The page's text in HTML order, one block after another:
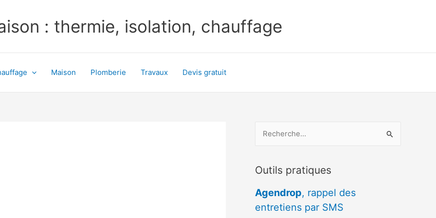
: thermie, isolation, chauffage
Maison Plomberie Travaux Devis gratuit
h
e
Outils pratiques
Agendrop, rappel des
entretiens par SMS